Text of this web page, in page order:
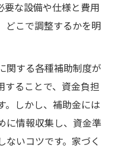
要な設備や仕様と費用
どこで調整するかを明
関する各種補助制度が
することで、資金負担
。しかし、補助金には
に情報収集し、資金準
いコツです。家づく